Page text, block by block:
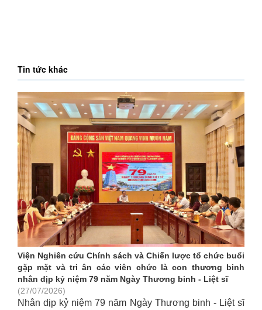
Tin tức khác
Viện Nghiên cứu Chính sách và Chiến lược tổ chức buổi
gặp mặt và tri ân các viên chức là con thương binh
nhân dịp kỷ niệm 79 năm Ngày Thương binh - Liệt sĩ
(27/07/2026)
Nhân dịp kỷ niệm 79 năm Ngày Thương binh - Liệt sĩ